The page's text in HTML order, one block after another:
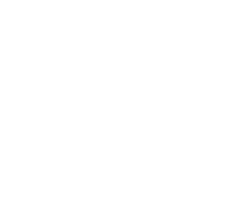
狠夫一开始对韩立悉心培养、传
的荒漠， 穿过现实的迷宫，欢